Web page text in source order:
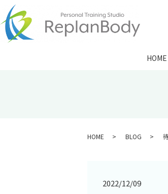
HOME
HOME BLOG
2022/12/09